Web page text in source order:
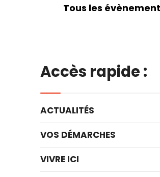
Tous les
Accès rapide :
ACTUALITÉS
VOS DÉMARCHES
VIVRE ICI